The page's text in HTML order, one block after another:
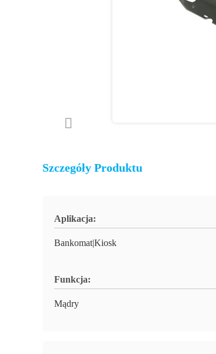
Szczegóły Produktu
Aplikacja:
Bankomat|Kiosk
Funkcja:
Mądry